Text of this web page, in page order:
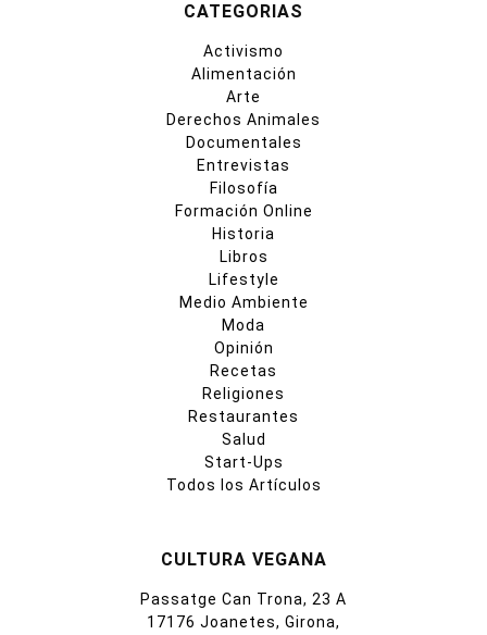
CATEGORIAS
Activismo
Alimentación
Arte
Derechos Animales
Documentales
Entrevistas
Filosofía
Formación Online
Historia
Libros
Lifestyle
Medio Ambiente
Moda
Opinión
Recetas
Religiones
Restaurantes
Salud
Start-Ups
Todos los Artículos
CULTURA VEGANA
Passatge Can Trona, 23 A
17176 Joanetes, Girona,